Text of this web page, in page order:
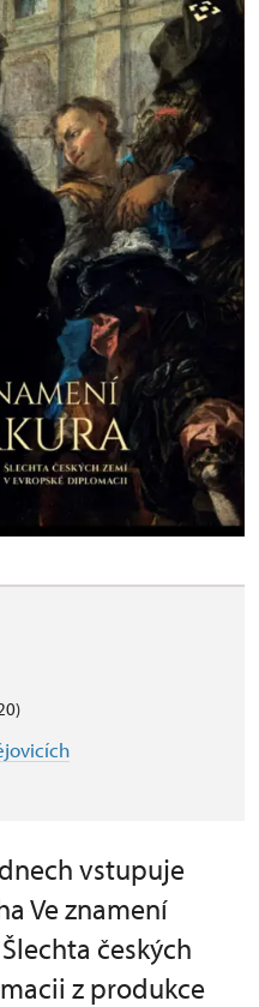
vstupuje
Ve znamení
českých
z produkce